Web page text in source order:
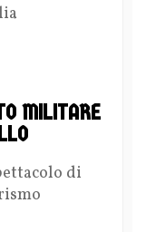
MILITARE
di